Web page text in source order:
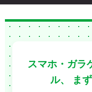
スマホ・ガラ
ル、
ま